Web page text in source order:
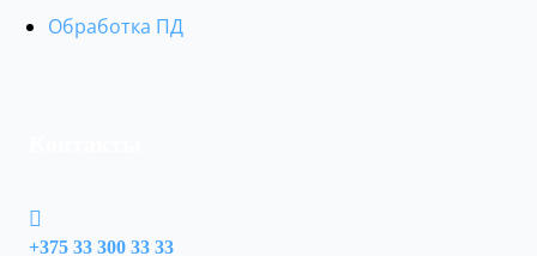
Обработка ПД
+375 33 300 33 33